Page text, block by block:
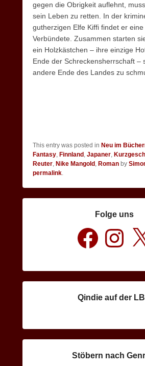
gegen die Obrigkeit auflehnt,
sein Leben zu retten. In der
gutherzigen Elfe Kiffi findet er
Verbündete. Zusammen starten
ein Holzkästchen – ihre einzige
Ende der Schreckensherrschaft –
andere Ende des Landes zu
This entry was posted in Neu im
Fantasy, Finnland , Japaner,
Reuter, Nike Mangold , Roman by
permalink.
Folge uns
Facebook Instagram
Qindie auf der
Stöbern nach